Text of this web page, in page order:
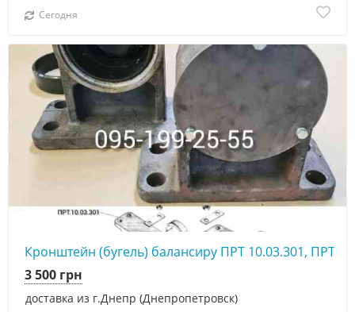
Сегодня
Кронштейн (бугель) балансиру ПРТ 10.03.301, ПРТ
доставка из г.Днепр (Днепропетровск)
3 500 грн